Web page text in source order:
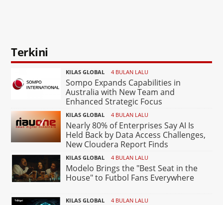
Terkini
KILAS GLOBAL 4 BULAN LALU
Sompo Expands Capabilities in
Australia with New Team and
Enhanced Strategic Focus
KILAS GLOBAL 4 BULAN LALU
Nearly 80% of Enterprises Say AI Is
Held Back by Data Access Challenges,
New Cloudera Report Finds
KILAS GLOBAL 4 BULAN LALU
Modelo Brings the "Best Seat in the
House" to Futbol Fans Everywhere
KILAS GLOBAL 4 BULAN LALU